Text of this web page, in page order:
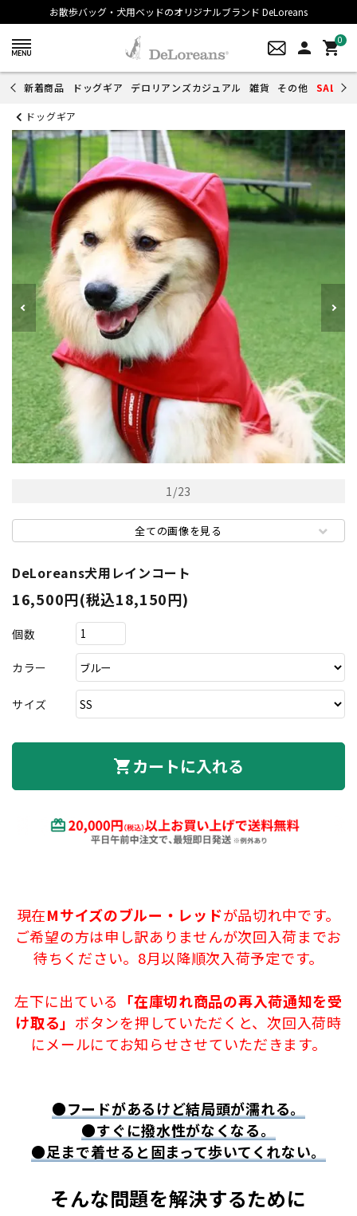
お散歩バッグ・犬用ベッドのオリジナルブランド DeLoreans
person 0
shopping_cart
新着商品 ドッグギア デロリアンズカジュアル 雑貨 その他 SALE
ドッグギア
1/23
全ての画像を見る
DeLoreans犬用レインコート
16,500円(税込18,150円)
個数
カラー
サイズ
shopping_cart カートに入れる
現在Mサイズのブルー・レッドが品切れ中です。
ご希望の方は申し訳ありませんが次回入荷までお
待ちください。8月以降順次入荷予定です。
左下に出ている 「在庫切れ商品の再入荷通知を受
け取る」 ボタンを押していただくと、次回入荷時
にメールにてお知らせさせていただきます。
●フードがあるけど結局頭が濡れる。
●すぐに撥水性がなくなる。
●足まで着せると固まって歩いてくれない。
そんな問題を解決するために